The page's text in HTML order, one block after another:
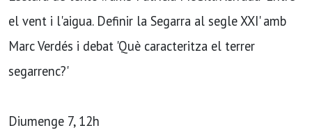
el vent i l'aigua. Definir la Segarra al segle XXI' amb
Marc Verdés i debat 'Què caracteritza el terrer
segarrenc?'
Diumenge 7, 12h